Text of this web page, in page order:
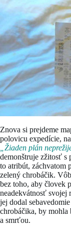
Znova si prejdeme
polovicu expedície,
„Žiaden plán
demonštruje zžitosť s
to atribút, záchvatom
zelený chrobáčik.
bez toho, aby človek
neadekvátnosť svojej
jej dodal
chrobáčika, by
a smrťou.